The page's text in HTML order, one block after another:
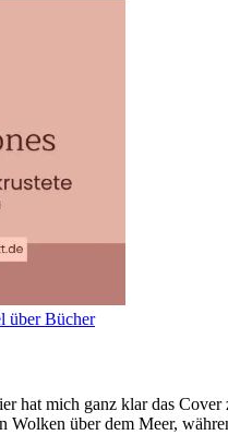
über Bücher
hat mich ganz klar das
Wolken über dem Meer,